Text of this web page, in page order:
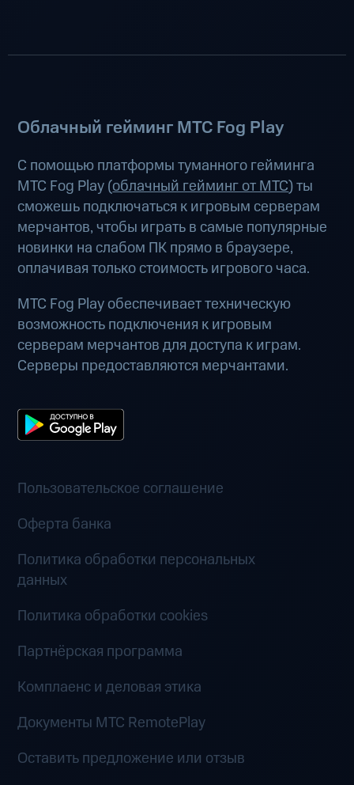
Облачный гейминг МТС Fog Play
С помощью платформы туманного гейминга
МТС Fog Play (облачный гейминг от МТС) ты
сможешь подключаться к игровым серверам
мерчантов, чтобы играть в самые популярные
новинки на слабом ПК прямо в браузере,
оплачивая только стоимость игрового часа.
МТС Fog Play обеспечивает техническую
возможность подключения к игровым
серверам мерчантов для доступа к играм.
Серверы предоставляются мерчантами.
Пользовательское соглашение
Оферта банка
Политика обработки персональных
данных
Политика обработки cookies
Партнёрская программа
Комплаенс и деловая этика
Документы MTC RemotePlay
Оставить предложение или отзыв